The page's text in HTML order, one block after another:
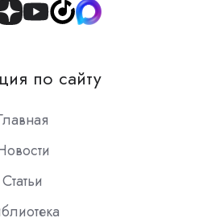
Join
Slack
по сайту
Статьи